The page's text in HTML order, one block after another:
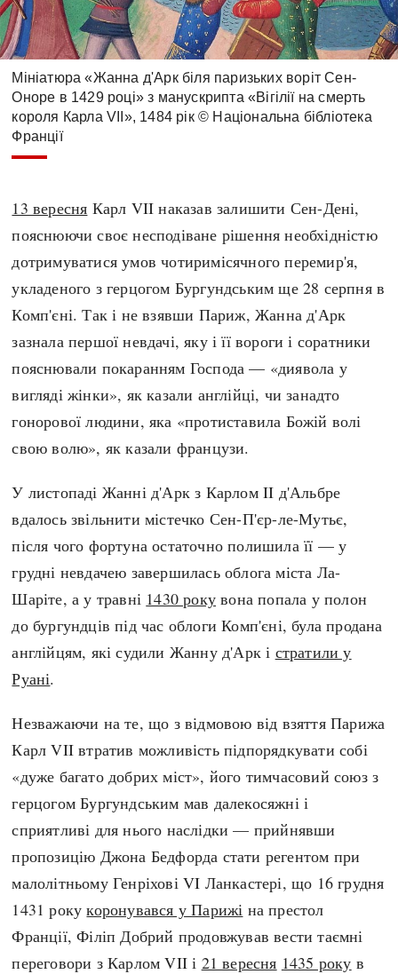
Мініатюра «Жанна д'Арк біля паризьких воріт Сен-
Оноре в 1429 році» з манускрипта «Вігілії на смерть
короля Карла VII», 1484 рік © Національна бібліотека
Франції
13 вересня Карл VII наказав залишити Сен-Дені,
пояснюючи своє несподіване рішення необхідністю
дотримуватися умов чотиримісячного перемир'я,
укладеного з герцогом Бургундським ще 28 серпня в
Комп'єні. Так і не взявши Париж, Жанна д'Арк
зазнала першої невдачі, яку і її вороги і соратники
пояснювали покаранням Господа — «диявола у
вигляді жінки», як казали англійці, чи занадто
гонорової людини, яка «протиставила Божій волі
свою волю», як казали французи.
У листопаді Жанні д'Арк з Карлом II д'Альбре
вдалось звільнити містечко Сен-П'єр-ле-Мутьє,
після чого фортуна остаточно полишила її — у
грудні невдачею завершилась облога міста Ла-
Шаріте, а у травні 1430 року вона попала у полон
до бургундців під час облоги Комп'єні, була продана
англійцям, які судили Жанну д'Арк і стратили у
Руані.
Незважаючи на те, що з відмовою від взяття Парижа
Карл VII втратив можливість підпорядкувати собі
«дуже багато добрих міст», його тимчасовий союз з
герцогом Бургундським мав далекосяжні і
сприятливі для нього наслідки — прийнявши
пропозицію Джона Бедфорда стати регентом при
малолітньому Генріхові VI Ланкастері, що 16 грудня
1431 рокукоронувався у Парижі на престол
Франції, Філіп Добрий продовжував вести таємні
переговори з Карлом VII і 21 вересня 1435 року в